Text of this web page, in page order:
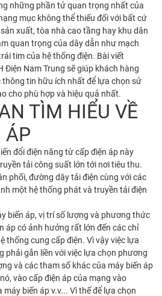
những phần tử quan trọng nhất của
mục không thể thiếu đối với bất cứ
xuất, tòa nhà cao tầng hay khu dân
quan trọng của dây dẫn như mạch
tim của hệ thống điện. Bài viết
Điện Nam Trung sẽ giúp khách hàng
tin hữu ích nhất để lựa chọn sử
cho phù hợp và hiệu quả nhất.
TÌM HIỂU VỀ
ÁP
đổi điện năng từ cấp điện áp này
tải công suất lớn tới nơi tiêu thu.
phối, đường dây tải điện cùng với các
một hệ thống phát và truyền tải điện
biến áp, vị trí số lượng và phương thức
áp có ảnh hưởng rất lớn đến các chỉ
thống cung cấp điện. Vì vậy việc lựa
phải gắn liền với việc lựa chọn phương
và các tham số khác của máy biến áp
vào cấp điện áp của mạng vào
biến áp v.v... Vì thế để lựa chọn